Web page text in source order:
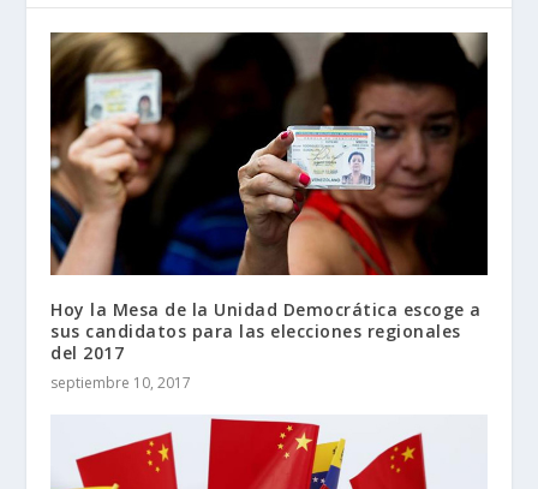
Hoy la Mesa de la Unidad Democrática escoge a
sus candidatos para las elecciones regionales
del 2017
septiembre 10, 2017